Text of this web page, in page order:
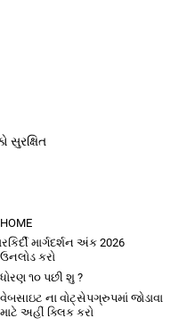
સુરક્ષિત
HOME
માર્ગદર્શન અંક 2026
કરો
ધોરણ ૧૦ પછી શુ ?
વેબસાઇટ ના વોટ્સેપગ્રુપમાં જોડાવા
માટે અહીં ક્લિક કરો